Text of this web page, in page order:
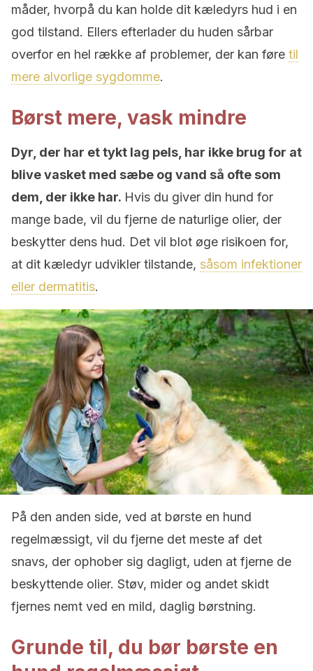
måder, hvorpå du kan holde dit kæledyrs hud i en
god tilstand. Ellers efterlader du huden sårbar
overfor en hel række af problemer, der kan føre til
mere alvorlige sygdomme.
Børst mere, vask mindre
Dyr, der har et tykt lag pels, har ikke brug for at
blive vasket med sæbe og vand så ofte som
dem, der ikke har. Hvis du giver din hund for
mange bade, vil du fjerne de naturlige olier, der
beskytter dens hud. Det vil blot øge risikoen for,
at dit kæledyr udvikler tilstande, såsom infektioner
eller dermatitis.
På den anden side, ved at børste en hund
regelmæssigt, vil du fjerne det meste af det
snavs, der ophober sig dagligt, uden at fjerne de
beskyttende olier. Støv, mider og andet skidt
fjernes nemt ved en mild, daglig børstning.
Grunde til, du bør børste en